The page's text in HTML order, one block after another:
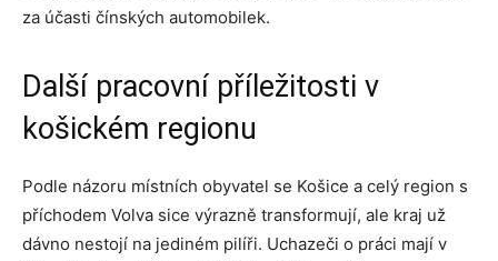
za účasti čínských automobilek.
Další pracovní příležitosti v
košickém regionu
Podle názoru místních obyvatel se Košice a celý region s
příchodem Volva sice výrazně transformují, ale kraj už
dávno nestojí na jediném pilíři. Uchazeči o práci mají v